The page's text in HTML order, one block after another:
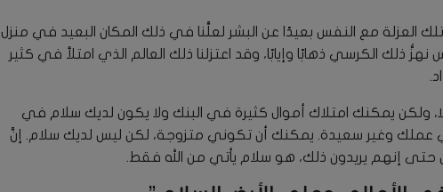
العزلة مع النفس بعيدًا عن البشر لعلَّنا في ذلك المكان البعيد في منزل
ذلك الكرسي ذهابًا وإيابًا، وقد اعتزلنا ذلك العالم الذي امتلأ في كثير
ولكن يمكنك امتلاك أموال كثيرة في البنك ولا يكون لديك سلام في
وغير سعيدة. يمكنك أن تكوني متزوجة، لكن ليس لديك سلام. إنَّ
حتى إنهم يريدون ذلك، هو سلام يأتي من الله فقط.